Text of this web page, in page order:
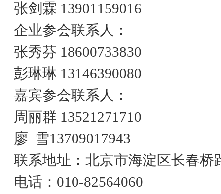
张剑霖 13901159016
企业参会联系人：
张秀芬 18600733830
彭琳琳 13146390080
嘉宾参会联系人：
周丽群 13521271710
廖 雪13709017943
联系地址：北京市海淀区长春桥
电话： 010-82564060